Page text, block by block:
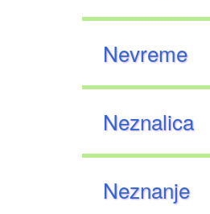
Nevreme
Neznalica
Neznanje